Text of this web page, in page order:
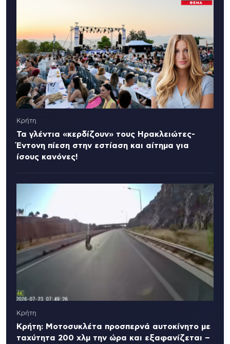
Κρήτη
Τα γλέντια «κερδίζουν» τους Ηρακλειώτες-
Έντονη πίεση στην εστίαση και αίτημα για
ίσους κανόνες!
Κρήτη
Κρήτη: Μοτοσυκλέτα προσπερνά αυτοκίνητο με
ταχύτητα 200 χλμ την ώρα και εξαφανίζεται –